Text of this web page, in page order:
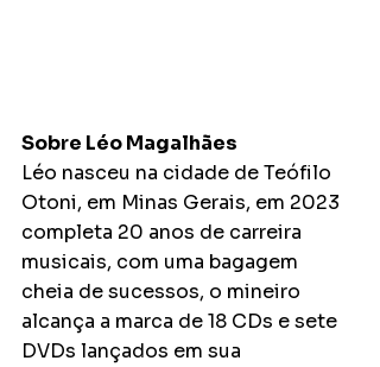
Sobre Léo Magalhães
Léo nasceu na cidade de Teófilo
Otoni, em Minas Gerais, em 2023
completa 20 anos de carreira
musicais, com uma bagagem
cheia de sucessos, o mineiro
alcança a marca de 18 CDs e sete
DVDs lançados em sua